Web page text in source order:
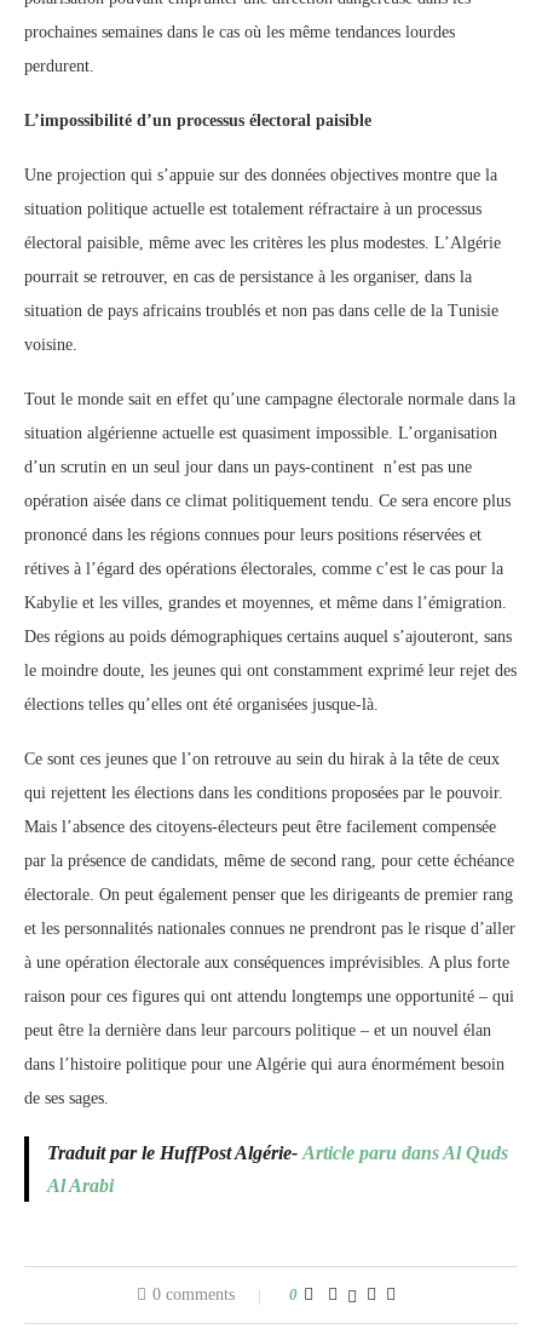
prochaines semaines dans le cas où les même tendances lourdes
perdurent.
L’impossibilité d’un processus électoral paisible
Une projection qui s’appuie sur des données objectives montre que la
situation politique actuelle est totalement réfractaire à un processus
électoral paisible, même avec les critères les plus modestes. L’Algérie
pourrait se retrouver, en cas de persistance à les organiser, dans la
situation de pays africains troublés et non pas dans celle de la Tunisie
voisine.
Tout le monde sait en effet qu’une campagne électorale normale dans la
situation algérienne actuelle est quasiment impossible. L’organisation
d’un scrutin en un seul jour dans un pays-continent n’est pas une
opération aisée dans ce climat politiquement tendu. Ce sera encore plus
prononcé dans les régions connues pour leurs positions réservées et
rétives à l’égard des opérations électorales, comme c’est le cas pour la
Kabylie et les villes, grandes et moyennes, et même dans l’émigration.
Des régions au poids démographiques certains auquel s’ajouteront, sans
le moindre doute, les jeunes qui ont constamment exprimé leur rejet des
élections telles qu’elles ont été organisées jusque-là.
Ce sont ces jeunes que l’on retrouve au sein du hirak à la tête de ceux
qui rejettent les élections dans les conditions proposées par le pouvoir.
Mais l’absence des citoyens-électeurs peut être facilement compensée
par la présence de candidats, même de second rang, pour cette échéance
électorale. On peut également penser que les dirigeants de premier rang
et les personnalités nationales connues ne prendront pas le risque d’aller
à une opération électorale aux conséquences imprévisibles. A plus forte
raison pour ces figures qui ont attendu longtemps une opportunité – qui
peut être la dernière dans leur parcours politique – et un nouvel élan
dans l’histoire politique pour une Algérie qui aura énormément besoin
de ses sages.
Traduit par le HuffPost Algérie- Article paru dans Al Quds
Al Arabi
0 comments 0